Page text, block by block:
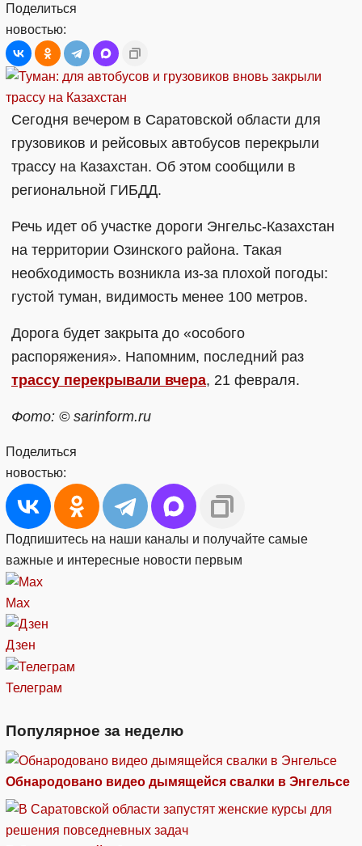
Поделиться
новостью:
Сегодня вечером в Саратовской области для
грузовиков и рейсовых автобусов перекрыли
трассу на Казахстан. Об этом сообщили в
региональной ГИБДД.
Речь идет об участке дороги Энгельс-Казахстан
на территории Озинского района. Такая
необходимость возникла из-за плохой погоды:
густой туман, видимость менее 100 метров.
Дорога будет закрыта до «особого
распоряжения». Напомним, последний раз
трассу перекрывали вчера, 21 февраля.
Фото: © sarinform.ru
Поделиться
новостью:
Подпишитесь на наши каналы и получайте самые
важные и интересные новости первым
Max
Дзен
Телеграм
Популярное за неделю
Обнародовано видео дымящейся свалки в Энгельсе